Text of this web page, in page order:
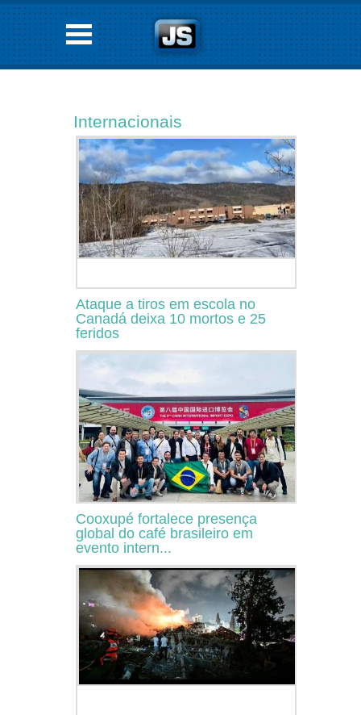
Internacionais
Ataque a tiros em escola no
Canadá deixa 10 mortos e 25
feridos
Cooxupé fortalece presença
global do café brasileiro em
evento intern...